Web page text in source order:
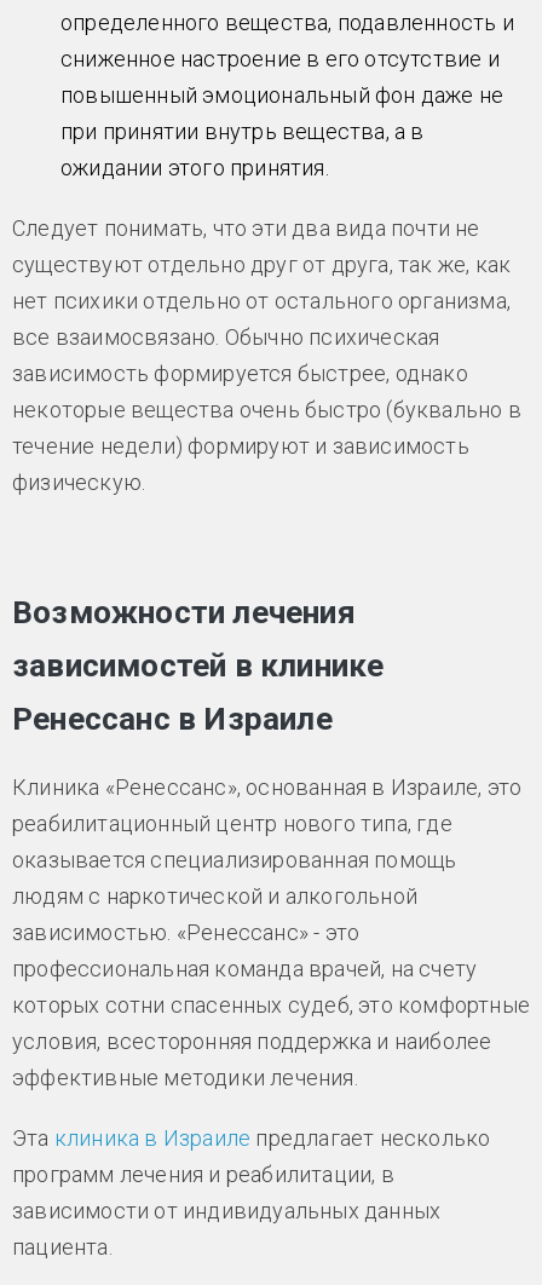
определенного вещества, подавленность и
сниженное настроение в его отсутствие и
повышенный эмоциональный фон даже не
при принятии внутрь вещества, а в
ожидании этого принятия.
Следует понимать, что эти два вида почти не
существуют отдельно друг от друга, так же, как
нет психики отдельно от остального организма,
все взаимосвязано. Обычно психическая
зависимость формируется быстрее, однако
некоторые вещества очень быстро (буквально в
течение недели) формируют и зависимость
физическую.
Возможности лечения
зависимостей в клинике
Ренессанс в Израиле
Клиника «Ренессанс», основанная в Израиле, это
реабилитационный центр нового типа, где
оказывается специализированная помощь
людям с наркотической и алкогольной
зависимостью. «Ренессанс» - это
профессиональная команда врачей, на счету
которых сотни спасенных судеб, это комфортные
условия, всесторонняя поддержка и наиболее
эффективные методики лечения.
Эта клиника в Израиле предлагает несколько
программ лечения и реабилитации, в
зависимости от индивидуальных данных
пациента.